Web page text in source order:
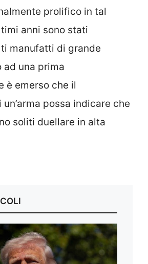
prolifico in tal
anni sono stati
manufatti di grande
ad una prima
è emerso che il
possa indicare che
soliti duellare in alta